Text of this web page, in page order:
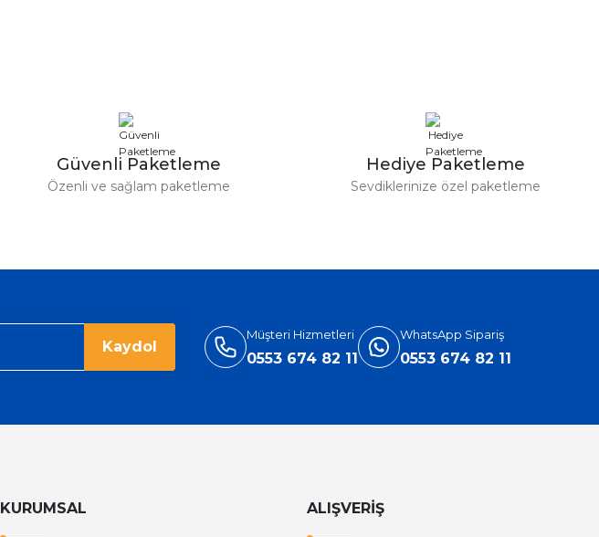
Güvenli Paketleme
Özenli ve sağlam paketleme
Hediye Paketleme
Sevdiklerinize özel paketleme
Kaydol
Müşteri Hizmetleri
0553 674 82 11
WhatsApp Sipariş
0553 674 82 11
KURUMSAL ALIŞVERİŞ